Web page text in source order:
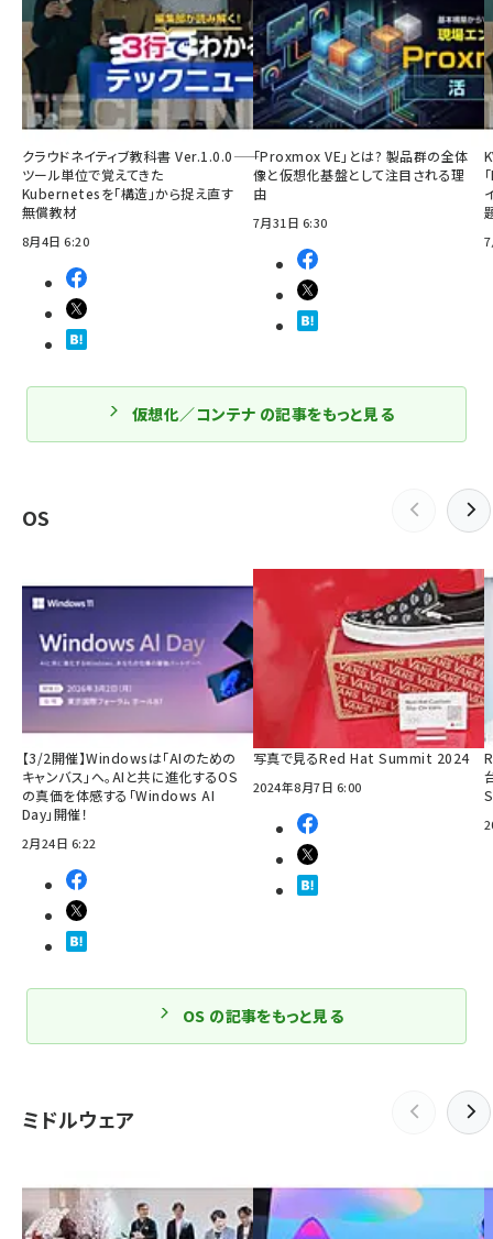
クラウドネイティブ教科書 Ver.1.0.0――
ツール単位で覚えてきた
Kubernetesを「構造」から捉え直す
無償教材
8月4日 6:20
「Proxmox VE」とは? 製品群の全体
像と仮想化基盤として注目される理
由
7月31日 6:30
仮想化／コンテナ の記事をもっと見る
OS
【3/2開催】Windowsは「AIのための
キャンバス」へ。AIと共に進化するOS
の真価を体感する「Windows AI
Day」開催！
2月24日 6:22
写真で見るRed Hat Summit 2024
2024年8月7日 6:00
OS の記事をもっと見る
ミドルウェア